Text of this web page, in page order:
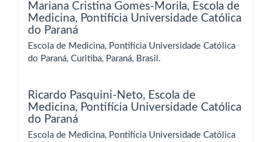
Mariana Cristina Gomes-Morila, Escola de
Medicina, Pontifícia Universidade Católica
do Paraná
Escola de Medicina, Pontifícia Universidade Católica
do Paraná, Curitiba, Paraná, Brasil.
Ricardo Pasquini-Neto, Escola de
Medicina, Pontifícia Universidade Católica
do Paraná
Escola de Medicina, Pontifícia Universidade Católica